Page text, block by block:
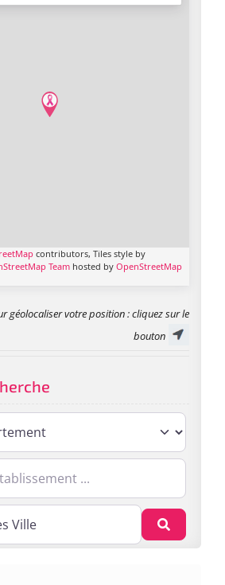
contributors, Tiles style by
Team hosted by OpenStreetMap
géolocaliser votre position: cliquez sur le
bouton
...
cp, lieu ...